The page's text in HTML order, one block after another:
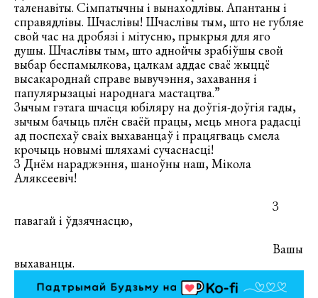
таленавіты. Сімпатычны і вынаходлівы. Апантаны і
справядлівы. Шчаслівы! Шчаслівы тым, што не губляе
свой час на дробязі і мітусню, прыкрыя для яго
душы. Шчаслівы тым, што аднойчы зрабіўшы свой
выбар беспамылкова, цалкам аддае сваё жыццё
высакароднай справе вывучэння, захавання і
папулярызацыі народнага мастацтва.”
Зычым гэтага шчасця юбіляру на доўгія-доўгія гады,
зычым бачыць плён сваёй працы, мець многа радасці
ад поспехаў сваіх выхаванцаў і працягваць смела
крочыць новымі шляхамі сучаснасці!
З Днём нараджэння, шаноўны наш, Мікола
Аляксеевіч!
З
павагай і ўдзячнасцю,
Вашы
выхаванцы.